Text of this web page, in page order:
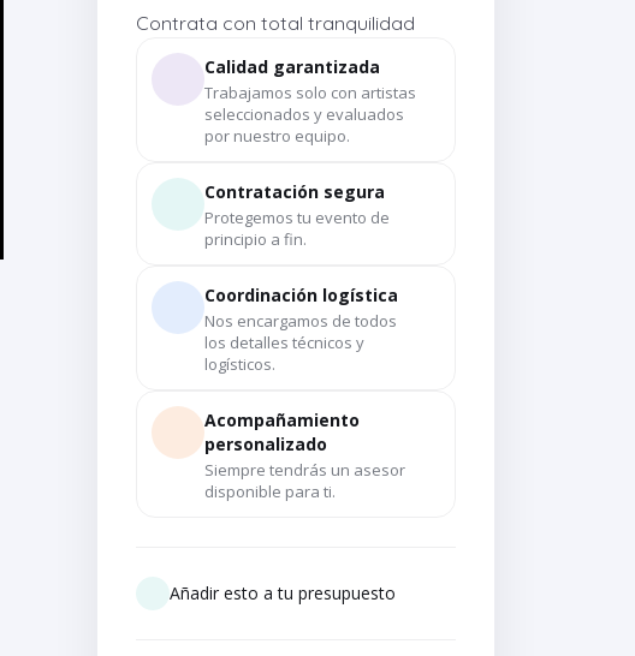
Contrata con total tranquilidad
Calidad garantizada
Trabajamos solo con artistas
seleccionados y evaluados
por nuestro equipo.
Contratación segura
Protegemos tu evento de
principio a fin.
Coordinación logística
Nos encargamos de todos
los detalles técnicos y
logísticos.
Acompañamiento
personalizado
Siempre tendrás un asesor
disponible para ti.
Añadir esto a tu presupuesto